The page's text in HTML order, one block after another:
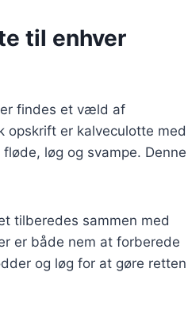
til enhver
findes et væld af
er kalveculotte med
løg og svampe. Denne
tilberedes sammen med
er både nem at forberede
og løg for at gøre retten